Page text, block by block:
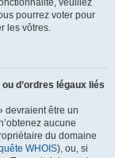
veuillez
pourrez voter pour
les vôtres.
d’ordres légaux liés
devraient être un
aucune
du domaine
WHOIS), ou, si